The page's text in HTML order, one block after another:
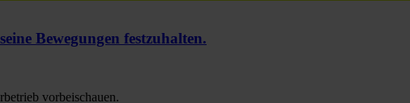
Bewegungen festzuhalten.
vorbeischauen.